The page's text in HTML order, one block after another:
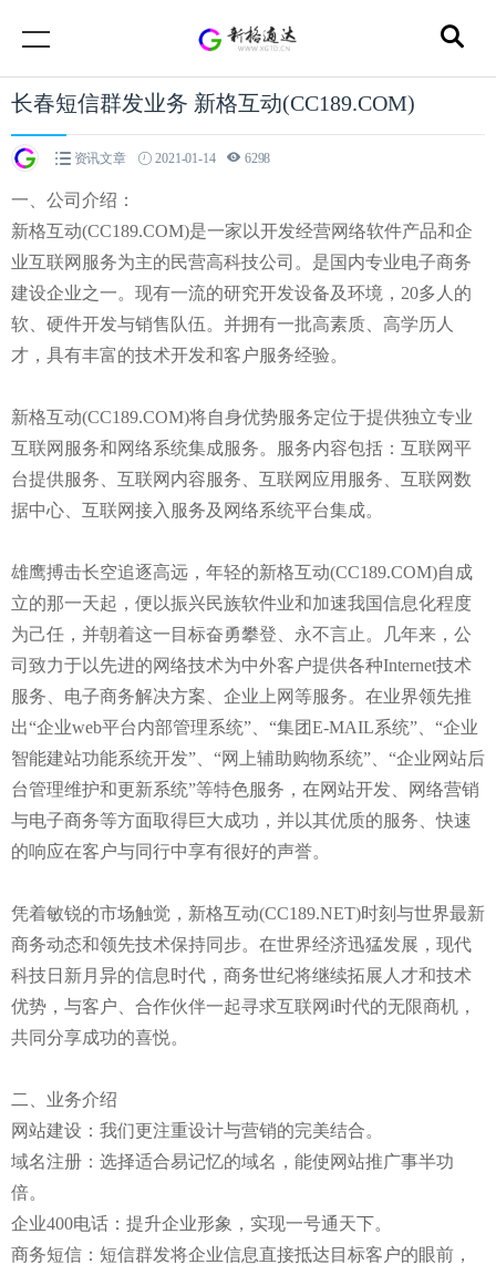
长春短信群发业务 新格互动(CC189.COM)
资讯文章 2021-01-14 6298
一、公司介绍：
新格互动(CC189.COM)是一家以开发经营网络软件产品和企
业互联网服务为主的民营高科技公司。是国内专业电子商务
建设企业之一。现有一流的研究开发设备及环境，20多人的
软、硬件开发与销售队伍。并拥有一批高素质、高学历人
才，具有丰富的技术开发和客户服务经验。
新格互动(CC189.COM)将自身优势服务定位于提供独立专业
互联网服务和网络系统集成服务。服务内容包括：互联网平
台提供服务、互联网内容服务、互联网应用服务、互联网数
据中心、互联网接入服务及网络系统平台集成。
雄鹰搏击长空追逐高远，年轻的新格互动(CC189.COM)自成
立的那一天起，便以振兴民族软件业和加速我国信息化程度
为己任，并朝着这一目标奋勇攀登、永不言止。几年来，公
司致力于以先进的网络技术为中外客户提供各种Internet技术
服务、电子商务解决方案、企业上网等服务。在业界领先推
出“企业web平台内部管理系统”、“集团E-MAIL系统”、“企业
智能建站功能系统开发”、“网上辅助购物系统”、“企业网站后
台管理维护和更新系统”等特色服务，在网站开发、网络营销
与电子商务等方面取得巨大成功，并以其优质的服务、快速
的响应在客户与同行中享有很好的声誉。
凭着敏锐的市场触觉，新格互动(CC189.NET)时刻与世界最新
商务动态和领先技术保持同步。在世界经济迅猛发展，现代
科技日新月异的信息时代，商务世纪将继续拓展人才和技术
优势，与客户、合作伙伴一起寻求互联网i时代的无限商机，
共同分享成功的喜悦。
二、业务介绍
网站建设：我们更注重设计与营销的完美结合。
域名注册：选择适合易记忆的域名，能使网站推广事半功
倍。
企业400电话：提升企业形象，实现一号通天下。
商务短信：短信群发将企业信息直接抵达目标客户的眼前，